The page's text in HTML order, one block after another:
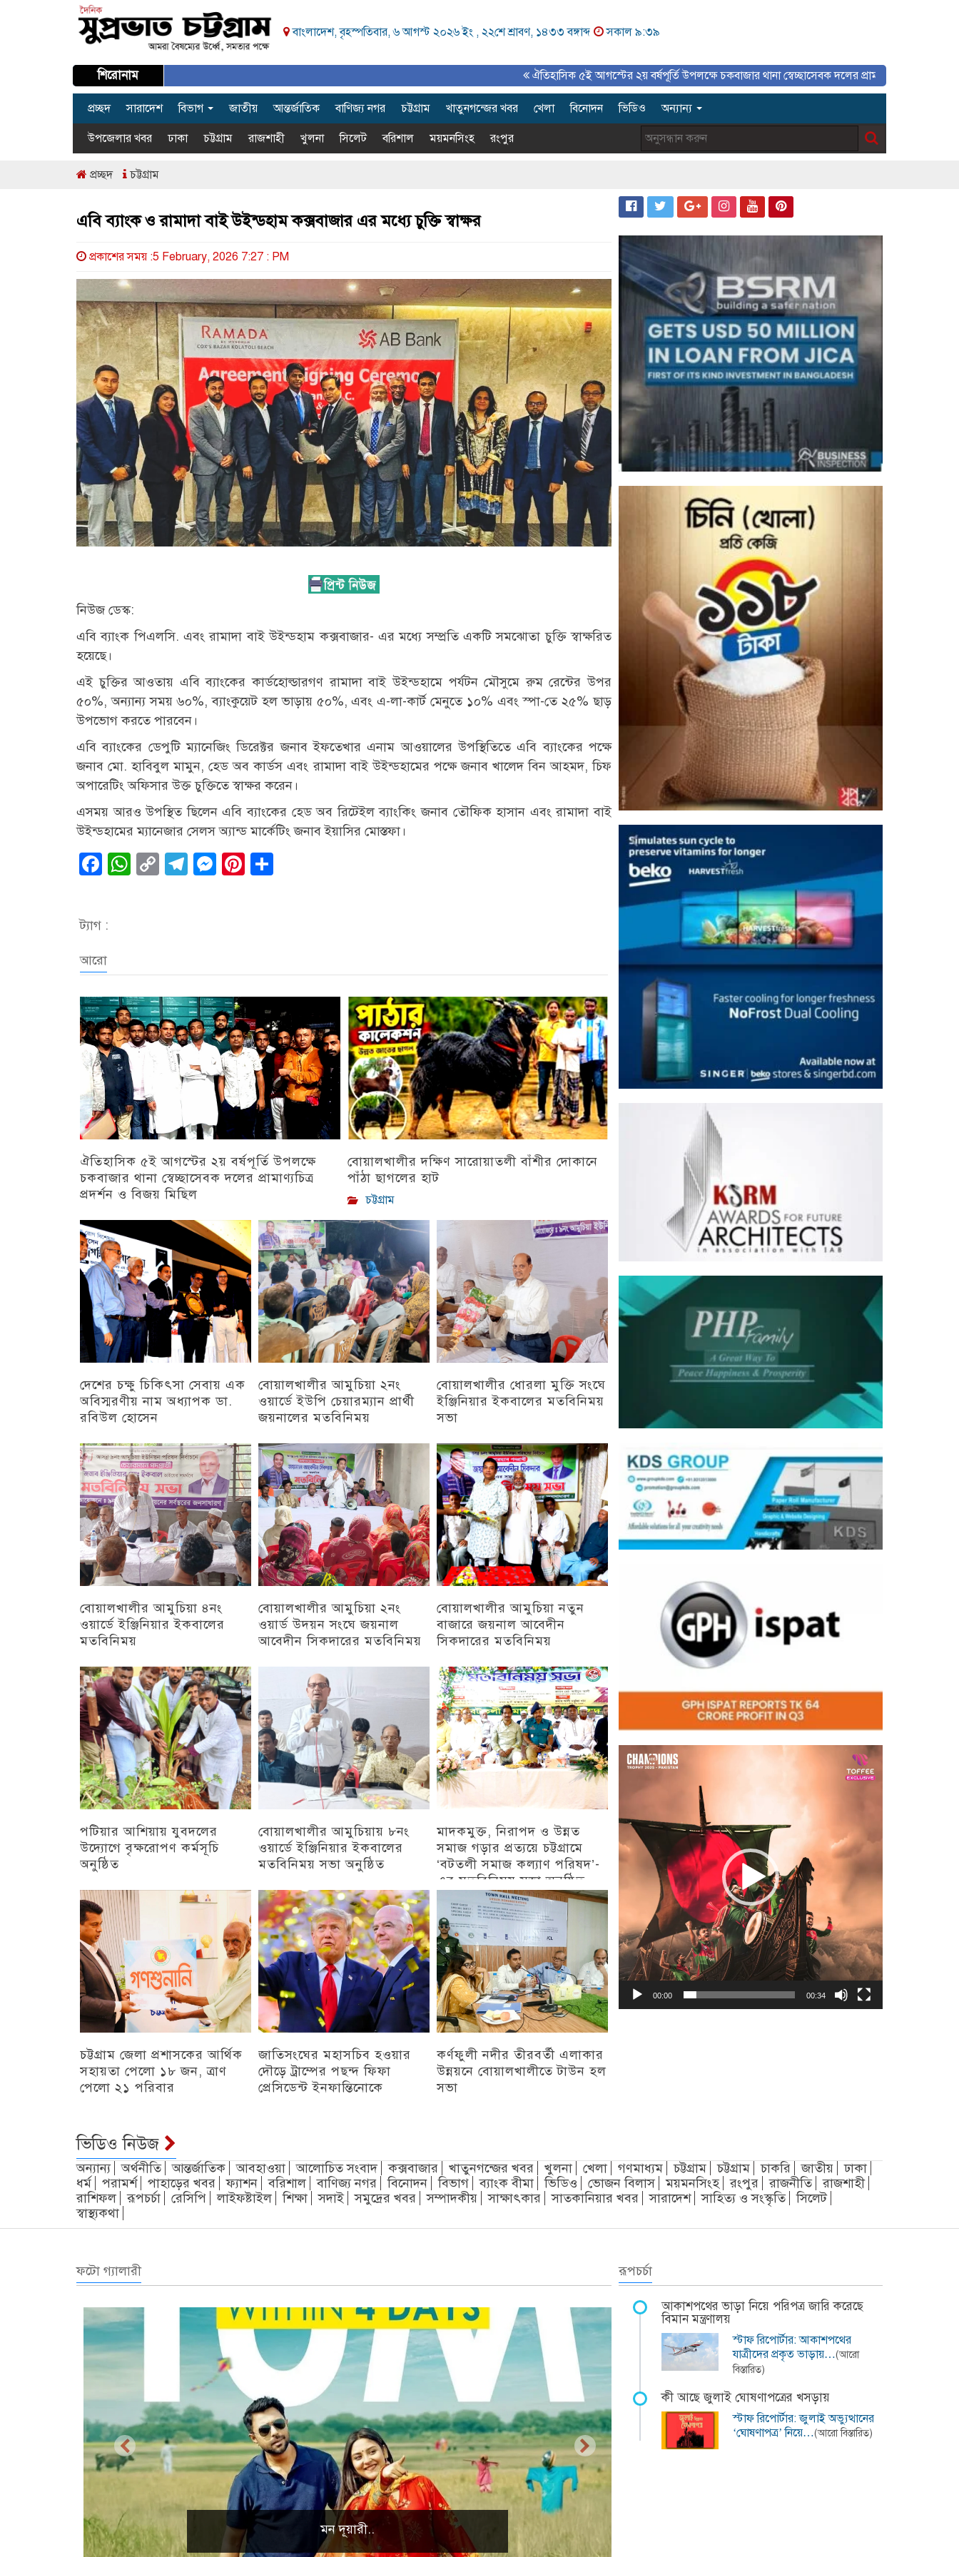
বাংলাদেশ, বৃহস্পতিবার, ৬ আগস্ট ২০২৬ ইং , ২২শে শ্রাবণ, ১৪৩৩ বঙ্গাব্দ সকাল ৯:৩৯
শিরোনাম ঐতিহাসিক ৫ই আগস্টের ২য় বর্ষপূর্তি উপলক্ষে চকবাজার থানা স্বেচ্ছাসেবক দলের প্রামাণ্যচিত্র প্রদর্শন ও বিজয় মিছিল
প্রচ্ছদ সারাদেশ বিভাগ জাতীয় আন্তর্জাতিক বাণিজ্য নগর চট্টগ্রাম খাতুনগন্জের খবর খেলা বিনোদন ভিডিও অন্যান্য
উপজেলার খবর ঢাকা চট্টগ্রাম রাজশাহী খুলনা সিলেট বরিশাল ময়মনসিংহ রংপুর
প্রচ্ছদ চট্টগ্রাম
এবি ব্যাংক ও রামাদা বাই উইন্ডহাম কক্সবাজার এর মধ্যে চুক্তি স্বাক্ষর
প্রকাশের সময় :5 February, 2026 7:27 : PM
নিউজ ডেস্ক:
এবি ব্যাংক পিএলসি. এবং রামাদা বাই উইন্ডহাম কক্সবাজার- এর মধ্যে সম্প্রতি একটি সমঝোতা চুক্তি স্বাক্ষরিত
হয়েছে।
এই চুক্তির আওতায় এবি ব্যাংকের কার্ডহোল্ডারগণ রামাদা বাই উইন্ডহামে পর্যটন মৌসুমে রুম রেন্টের উপর
৫০%, অন্যান্য সময় ৬০%, ব্যাংকুয়েট হল ভাড়ায় ৫০%, এবং এ-লা-কার্ট মেনুতে ১০% এবং স্পা-তে ২৫% ছাড়
উপভোগ করতে পারবেন।
এবি ব্যাংকের ডেপুটি ম্যানেজিং ডিরেক্টর জনাব ইফতেখার এনাম আওয়ালের উপস্থিতিতে এবি ব্যাংকের পক্ষে
জনাব মো. হাবিবুল মামুন, হেড অব কার্ডস এবং রামাদা বাই উইন্ডহামের পক্ষে জনাব খালেদ বিন আহমদ, চিফ
অপারেটিং অফিসার উক্ত চুক্তিতে স্বাক্ষর করেন।
এসময় আরও উপস্থিত ছিলেন এবি ব্যাংকের হেড অব রিটেইল ব্যাংকিং জনাব তৌফিক হাসান এবং রামাদা বাই
উইন্ডহামের ম্যানেজার সেলস অ্যান্ড মার্কেটিং জনাব ইয়াসির মোস্তফা।
Facebook
WhatsApp
CopyTelegram
Messenger
Pinterest
ট্যাগ :
আরো
ঐতিহাসিক ৫ই আগস্টের ২য় বর্ষপূর্তি উপলক্ষে
চকবাজার থানা স্বেচ্ছাসেবক দলের প্রামাণ্যচিত্র
প্রদর্শন ও বিজয় মিছিল
বোয়ালখালীর দক্ষিণ সারোয়াতলী বাঁশীর দোকানে
পাঁঠা ছাগলের হাট
চট্টগ্রাম
দেশের চক্ষু চিকিৎসা সেবায় এক
অবিস্মরণীয় নাম অধ্যাপক ডা.
রবিউল হোসেন
বোয়ালখালীর আমুচিয়া ২নং
ওয়ার্ডে ইউপি চেয়ারম্যান প্রার্থী
জয়নালের মতবিনিময়
বোয়ালখালীর ধোরলা মুক্তি সংঘে
ইঞ্জিনিয়ার ইকবালের মতবিনিময়
সভা
বোয়ালখালীর আমুচিয়া ৪নং
ওয়ার্ডে ইঞ্জিনিয়ার ইকবালের
মতবিনিময়
বোয়ালখালীর আমুচিয়া ২নং
ওয়ার্ড উদয়ন সংঘে জয়নাল
আবেদীন সিকদারের মতবিনিময়
বোয়ালখালীর আমুচিয়া নতুন
বাজারে জয়নাল আবেদীন
সিকদারের মতবিনিময়
পটিয়ার আশিয়ায় যুবদলের
উদ্যোগে বৃক্ষরোপণ কর্মসূচি
অনুষ্ঠিত
বোয়ালখালীর আমুচিয়ায় ৮নং
ওয়ার্ডে ইঞ্জিনিয়ার ইকবালের
মতবিনিময় সভা অনুষ্ঠিত
মাদকমুক্ত, নিরাপদ ও উন্নত
সমাজ গড়ার প্রত্যয়ে চট্টগ্রামে
‘বটতলী সমাজ কল্যাণ পরিষদ’-
এর মতবিনিময় সভা অনুষ্ঠিত
চট্টগ্রাম
চট্টগ্রাম জেলা প্রশাসকের আর্থিক
সহায়তা পেলো ১৮ জন, ত্রাণ
পেলো ২১ পরিবার
জাতিসংঘের মহাসচিব হওয়ার
দৌড়ে ট্রাম্পের পছন্দ ফিফা
প্রেসিডেন্ট ইনফান্তিনোকে
কর্ণফুলী নদীর তীরবর্তী এলাকার
উন্নয়নে বোয়ালখালীতে টাউন হল
সভা
Video
Player
00:00 00:34
ভিডিও নিউজ
অন্যান্য অর্থনীতি আন্তর্জাতিক আবহাওয়া আলোচিত সংবাদ কক্সবাজার খাতুনগন্জের খবর খুলনা খেলা গণমাধ্যম চট্টগ্রাম চট্টগ্রাম চাকরি জাতীয়
ঢাকা
ধর্ম
পরামর্শ পাহাড়ের খবর ফ্যাশন বরিশাল বাণিজ্য নগর বিনোদন বিভাগ ব্যাংক বীমা ভিডিও ভোজন বিলাস ময়মনসিংহ রংপুর রাজনীতি
রাজশাহী
রাশিফল
রূপচর্চা রেসিপি লাইফষ্টাইল শিক্ষা সদাই সমুদ্রের খবর সম্পাদকীয় সাক্ষাৎকার সাতকানিয়ার খবর সারাদেশ সাহিত্য ও সংস্কৃতি
সিলেট
স্বাস্থ্যকথা
ফটো গ্যালারী
প্রাকৃতিক দৃশ্য
রূপচর্চা
আকাশপথের ভাড়া নিয়ে পরিপত্র জারি করেছে
বিমান মন্ত্রণালয়
স্টাফ রিপোর্টার: আকাশপথের
যাত্রীদের প্রকৃত ভাড়ায়…(আরো
বিস্তারিত)
কী আছে জুলাই ঘোষণাপত্রের খসড়ায়
স্টাফ রিপোর্টার: জুলাই অভ্যুত্থানের
‘ঘোষণাপত্র’ নিয়ে…(আরো বিস্তারিত)